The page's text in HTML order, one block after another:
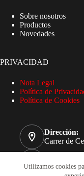
Utilizamos cookies
Sobre nosotros
Productos
Novedades
PRIVACIDAD
Nota Legal
Política de
Política de Cookies
Dirección:
Carrer de
93 885 32